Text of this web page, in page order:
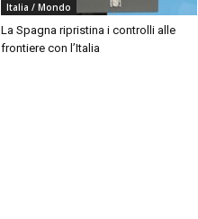
Italia / Mondo
La Spagna ripristina i controlli alle
frontiere con l’Italia